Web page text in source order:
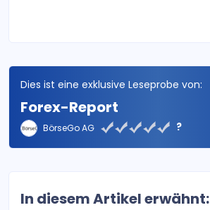
Dies ist eine exklusive Leseprobe von:
Forex-Report
BörseGo AG ?
In diesem Artikel erwähnt: